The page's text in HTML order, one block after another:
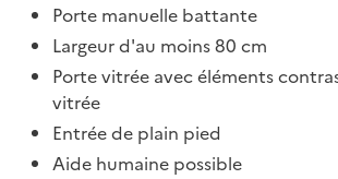
Porte manuelle battante
Largeur d'au moins 80 cm
Porte vitrée avec éléments
vitrée
Entrée de plain pied
Aide humaine possible